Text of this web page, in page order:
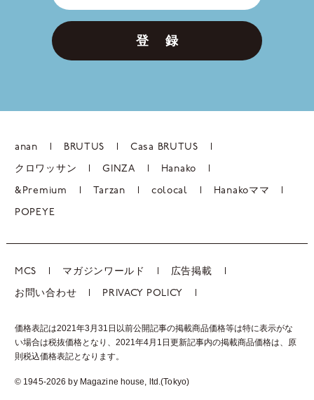
登 録
anan BRUTUS Casa BRUTUS
クロワッサン GINZA Hanako
&Premium Tarzan colocal Hanakoママ
POPEYE
MCS マガジンワールド 広告掲載
お問い合わせ PRIVACY POLICY
価格表記は2021年3月31日以前公開記事の掲載商品価格等は特に表示がな
い場合は税抜価格となり、2021年4月1日更新記事内の掲載商品価格は、 原
則税込価格表記となります。
© 1945-2026 by Magazine house, ltd.(Tokyo)